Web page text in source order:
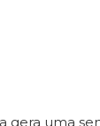
gera uma